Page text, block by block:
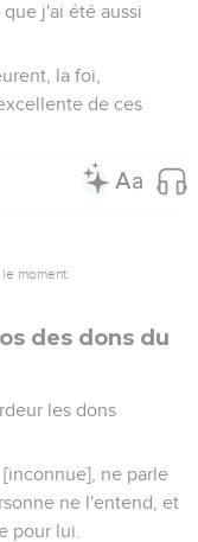
j'ai été aussi
la foi,
de ces
moment.
des dons du
les dons
ne parle
ne l'entend, et
pour lui.